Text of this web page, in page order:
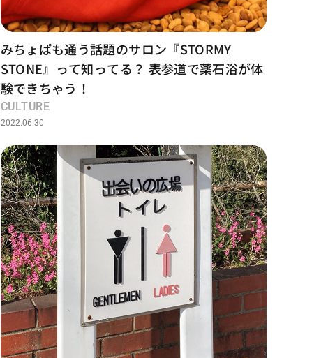
みちょぱも通う話題のサロン『STORMY
STONE』って知ってる？ 表参道で薬石浴が体
験できちゃう！
CULTURE
2022.06.30